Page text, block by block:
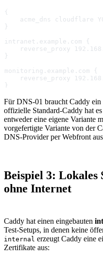
{
acme_dns cloudflare
}
intranet.example.com {
reverse_proxy
}
monitoring.example.com {
reverse_proxy
}
Für DNS-01 braucht Caddy
offizielle Standard-Caddy hat
entweder eine eigene Variante
vorgefertigte Variante von der
DNS-Provider per Webfront
Beispiel 3: Lokales
ohne Internet
Caddy hat einen eingebauten
Test-Setups, in denen keine
internal erzeugt Caddy eine
Zertifikate aus: